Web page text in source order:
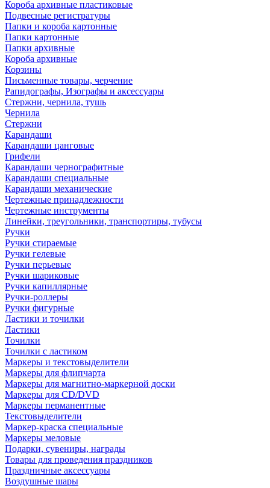
Короба архивные пластиковые
Подвесные регистратуры
Папки и короба картонные
Папки картонные
Папки архивные
Короба архивные
Корзины
Письменные товары, черчение
Рапидографы, Изографы и аксессуары
Стержни, чернила, тушь
Чернила
Стержни
Карандаши
Карандаши цанговые
Грифели
Карандаши чернографитные
Карандаши специальные
Карандаши механические
Чертежные принадлежности
Чертежные инструменты
Линейки, треугольники, транспортиры, тубусы
Ручки
Ручки стираемые
Ручки гелевые
Ручки перьевые
Ручки шариковые
Ручки капиллярные
Ручки-роллеры
Ручки фигурные
Ластики и точилки
Ластики
Точилки
Точилки с ластиком
Маркеры и текстовыделители
Маркеры для флипчарта
Маркеры для магнитно-маркерной доски
Маркеры для CD/DVD
Маркеры перманентные
Текстовыделители
Маркер-краска специальные
Маркеры меловые
Подарки, сувениры, награды
Товары для проведения праздников
Праздничные аксессуары
Воздушные шары